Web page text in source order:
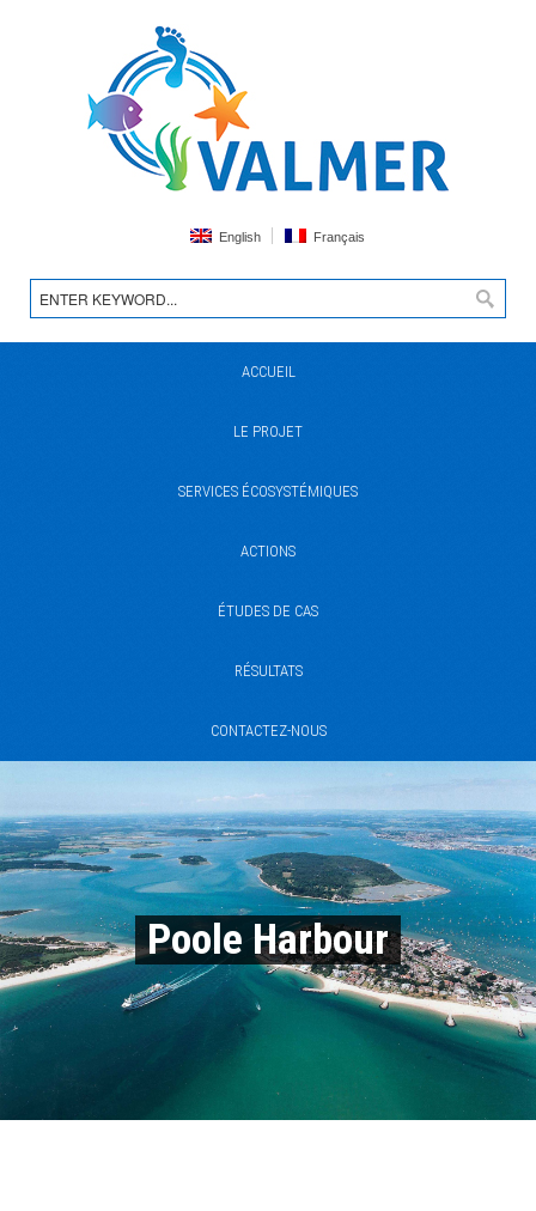
English Français
ACCUEIL
LE PROJET
SERVICES ÉCOSYSTÉMIQUES
ACTIONS
ÉTUDES DE CAS
RÉSULTATS
CONTACTEZ-NOUS
Poole Harbour